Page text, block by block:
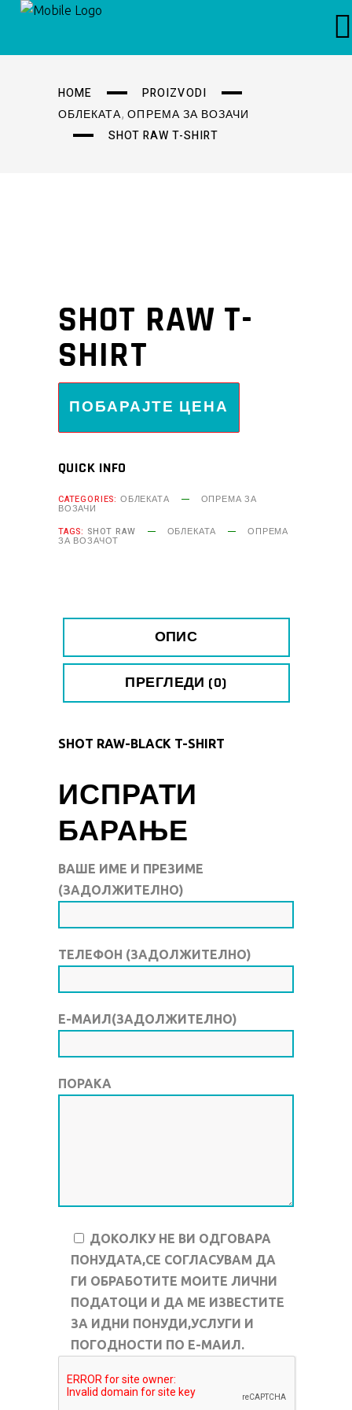
HOME
PROIZVODI
ОБЛЕКАТА,ОПРЕМА ЗА ВОЗАЧИ
SHOT RAW T-SHIRT
SHOT RAW T-
SHIRT
ПОБАРАЈТЕ ЦЕНА
QUICK INFO
CATEGORIES: ОБЛЕКАТА ОПРЕМА ЗА
ВОЗАЧИ
TAGS: SHOT RAW ОБЛЕКАТА ОПРЕМА
ЗА ВОЗАЧОТ
ОПИС
ПРЕГЛЕДИ (0)
SHOT RAW-BLACK T-SHIRT
ИСПРАТИ
БАРАЊЕ
ВАШЕ ИМЕ И ПРЕЗИМЕ
(ЗАДОЛЖИТЕЛНО)
ТЕЛЕФОН (ЗАДОЛЖИТЕЛНО)
Е-МАИЛ(ЗАДОЛЖИТЕЛНО)
ПОРАКА
ДОКОЛКУ НЕ ВИ ОДГОВАРА
ПОНУДАТА,СЕ СОГЛАСУВАМ ДА
ГИ ОБРАБОТИТЕ МОИТЕ ЛИЧНИ
ПОДАТОЦИ И ДА МЕ ИЗВЕСТИТЕ
ЗА ИДНИ ПОНУДИ,УСЛУГИ И
ПОГОДНОСТИ ПО Е-МАИЛ.